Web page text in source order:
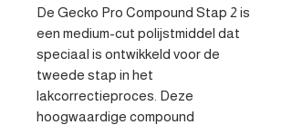
De Gecko Pro Compound Stap 2 is
een medium-cut polijstmiddel dat
speciaal is ontwikkeld voor de
tweede stap in het
lakcorrectieproces. Deze
hoogwaardige compound